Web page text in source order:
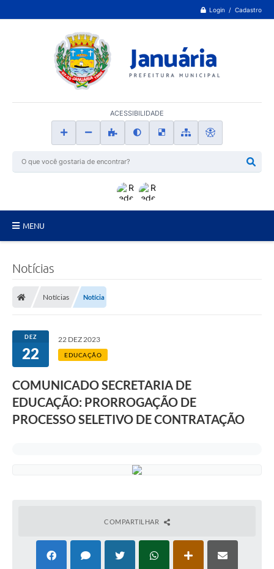
Login / Cadastro
ACESSIBILIDADE
MENU
Secretarias
Tributos
Contratos
Carta de Serviços
Ouvidoria
Notícias
Notícias Notícia
DEZ
22
22 DEZ 2023
EDUCAÇÃO
COMUNICADO SECRETARIA DE
EDUCAÇÃO: PRORROGAÇÃO DE
PROCESSO SELETIVO DE CONTRATAÇÃO
COMPARTILHAR